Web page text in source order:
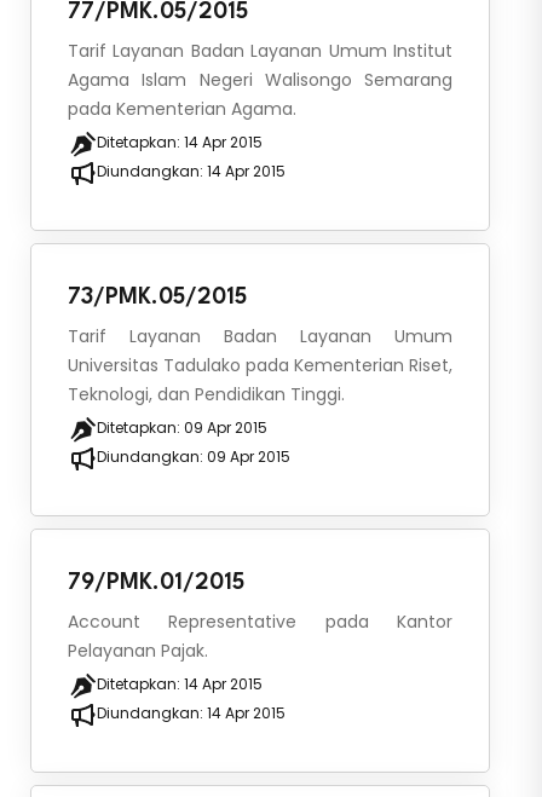
77/PMK.05/2015
Tarif Layanan Badan Layanan Umum Institut
Agama Islam Negeri Walisongo Semarang
pada Kementerian Agama.
Ditetapkan: 14 Apr 2015
Diundangkan: 14 Apr 2015
73/PMK.05/2015
Tarif Layanan Badan Layanan Umum
Universitas Tadulako pada Kementerian Riset,
Teknologi, dan Pendidikan Tinggi.
Ditetapkan: 09 Apr 2015
Diundangkan: 09 Apr 2015
79/PMK.01/2015
Account Representative pada Kantor
Pelayanan Pajak.
Ditetapkan: 14 Apr 2015
Diundangkan: 14 Apr 2015